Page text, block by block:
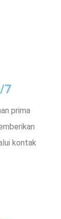
7
prima
kontak